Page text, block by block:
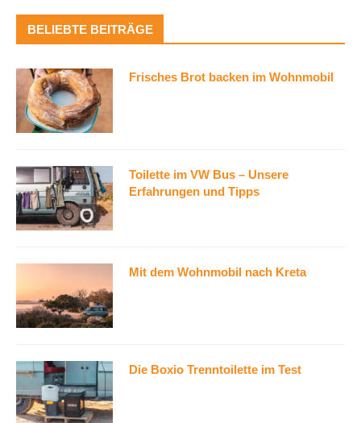
BELIEBTE BEITRÄGE
Frisches Brot backen im Wohnmobil
Toilette im VW Bus – Unsere
Erfahrungen und Tipps
Mit dem Wohnmobil nach Kreta
Die Boxio Trenntoilette im Test